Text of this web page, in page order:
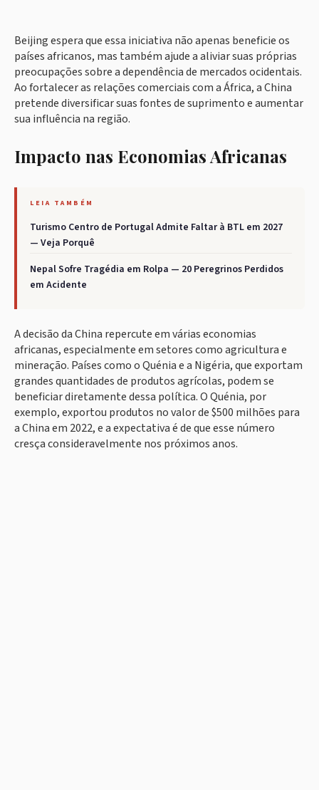
Beijing espera que essa iniciativa não apenas beneficie os
países africanos, mas também ajude a aliviar suas próprias
preocupações sobre a dependência de mercados ocidentais.
Ao fortalecer as relações comerciais com a África, a China
pretende diversificar suas fontes de suprimento e aumentar
sua influência na região.
Impacto nas Economias Africanas
LEIA TAMBÉM
Turismo Centro de Portugal Admite Faltar à BTL em 2027
— Veja Porquê
Nepal Sofre Tragédia em Rolpa — 20 Peregrinos Perdidos
em Acidente
A decisão da China repercute em várias economias
africanas, especialmente em setores como agricultura e
mineração. Países como o Quénia e a Nigéria, que exportam
grandes quantidades de produtos agrícolas, podem se
beneficiar diretamente dessa política. O Quénia, por
exemplo, exportou produtos no valor de $500 milhões para
a China em 2022, e a expectativa é de que esse número
cresça consideravelmente nos próximos anos.